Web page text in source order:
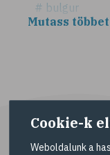
# bulgur
# köles
# vegán
# vöröslencse
# reformköret
Mutass többet
Cookie-k
Weboldalunk a